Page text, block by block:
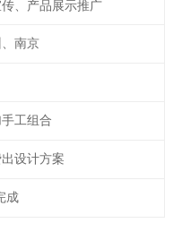
、产品展示推广
南京
工组合
设计方案
成